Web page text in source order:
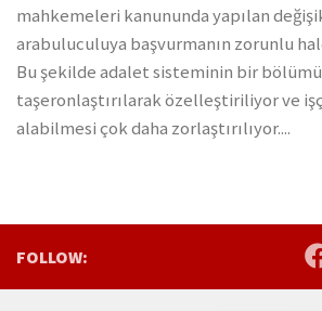
mahkemeleri kanununda yapılan
arabuluculuya başvurmanın zorunlu
Bu şekilde adalet sisteminin bir
taşeronlaştırılarak özelleştiriliyor ve
alabilmesi çok daha zorlaştırılıyor....
FOLLOW: